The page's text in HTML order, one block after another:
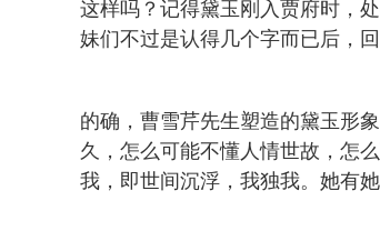
这样吗？记得黛玉刚入贾府时，
妹们不过是认得几个字而已后，
的确，曹雪芹先生塑造的黛玉形
久，怎么可能不懂人情世故，怎
我，即世间沉浮，我独我。她有